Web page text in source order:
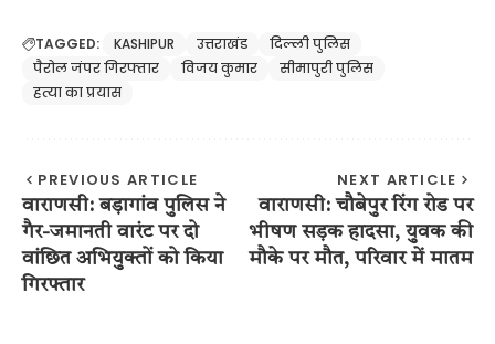
TAGGED: KASHIPUR उत्तराखंड
दिल्ली पुलिस
पैरोल जंपर गिरफ्तार
विजय कुमार
सीमापुरी पुलिस
हत्या का प्रयास
PREVIOUS ARTICLE
वाराणसी: बड़ागांव पुलिस ने
गैर-जमानती वारंट पर दो
वांछित अभियुक्तों को किया
गिरफ्तार
NEXT ARTICLE
वाराणसी: चौबेपुर रिंग रोड पर
भीषण सड़क हादसा, युवक की
मौके पर मौत, परिवार में मातम